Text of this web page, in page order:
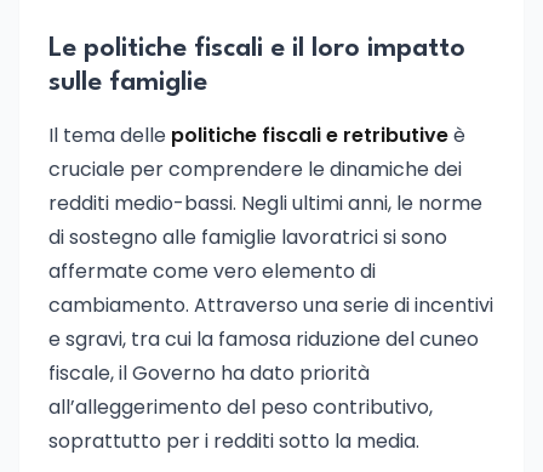
Le politiche fiscali e il loro impatto
sulle famiglie
Il tema delle politiche fiscali e retributiveè
cruciale per comprendere le dinamiche dei
redditi medio-bassi. Negli ultimi anni, le norme
di sostegno alle famiglie lavoratrici si sono
affermate come vero elemento di
cambiamento. Attraverso una serie di incentivi
e sgravi, tra cui la famosa riduzione del cuneo
fiscale, il Governo ha dato priorità
all’alleggerimento del peso contributivo,
soprattutto per i redditi sotto la media.